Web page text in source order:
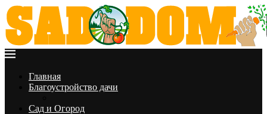
Главная
Благоустройство дачи
Сад и Огород